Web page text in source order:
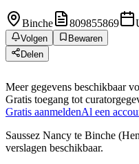
Binche 809855869
Volgen
Bewaren
Delen
Meer gegevens beschikbaar
Gratis toegang tot
Gratis aanmeldenAl een
Saussez Nancy te Binche
verslagen beschikbaar.